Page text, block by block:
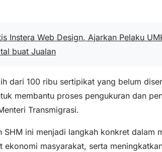
Instera Web Design, Ajarkan Pelaku
buat Jualan
dari 100 ribu sertipikat yang belum
membantu proses pengukuran dan
Transmigrasi.
SHM ini menjadi langkah konkret dalam
ekonomi masyarakat, serta